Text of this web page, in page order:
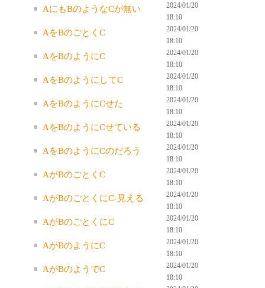
AにもBのようなCが無い
2024/01/20
18:10
AをBのごとくC
2024/01/20
18:10
AをBのようにC
2024/01/20
18:10
AをBのようにしてC
2024/01/20
18:10
AをBのようにCせた
2024/01/20
18:10
AをBのようにCせている
2024/01/20
18:10
AをBのようにCのだろう
2024/01/20
18:10
AがBのごとくC
2024/01/20
18:10
AがBのごとくにC-見える
2024/01/20
18:10
AがBのごとくにC
2024/01/20
18:10
AがBのようにC
2024/01/20
18:10
AがBのようでC
2024/01/20
18:10